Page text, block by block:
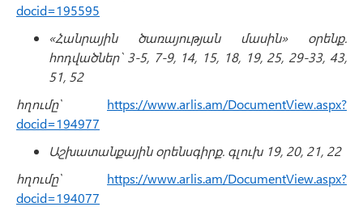
docid=195595
«Հանրային ծառայության մասին» օրենք.
հոդվածներ` 3-5, 7-9, 14, 15, 18, 19, 25, 29-33, 43,
51, 52
հղումը՝ https://www.arlis.am/DocumentView.aspx?
docid=194977
Աշխատանքային օրենսգիրք. գլուխ 19, 20, 21, 22
հղումը՝ https://www.arlis.am/DocumentView.aspx?
docid=194077